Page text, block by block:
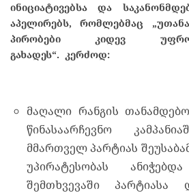
ინიციატივებსა და
აპელირებს, რომლებმაც
პირობები კიდევ
გახადეს“. კერძოდ:
მაღალი რანგის
წინასაარჩევნო
მმართველ პარტიას
უპირატესობას
შემთხვევაში პარტიასა